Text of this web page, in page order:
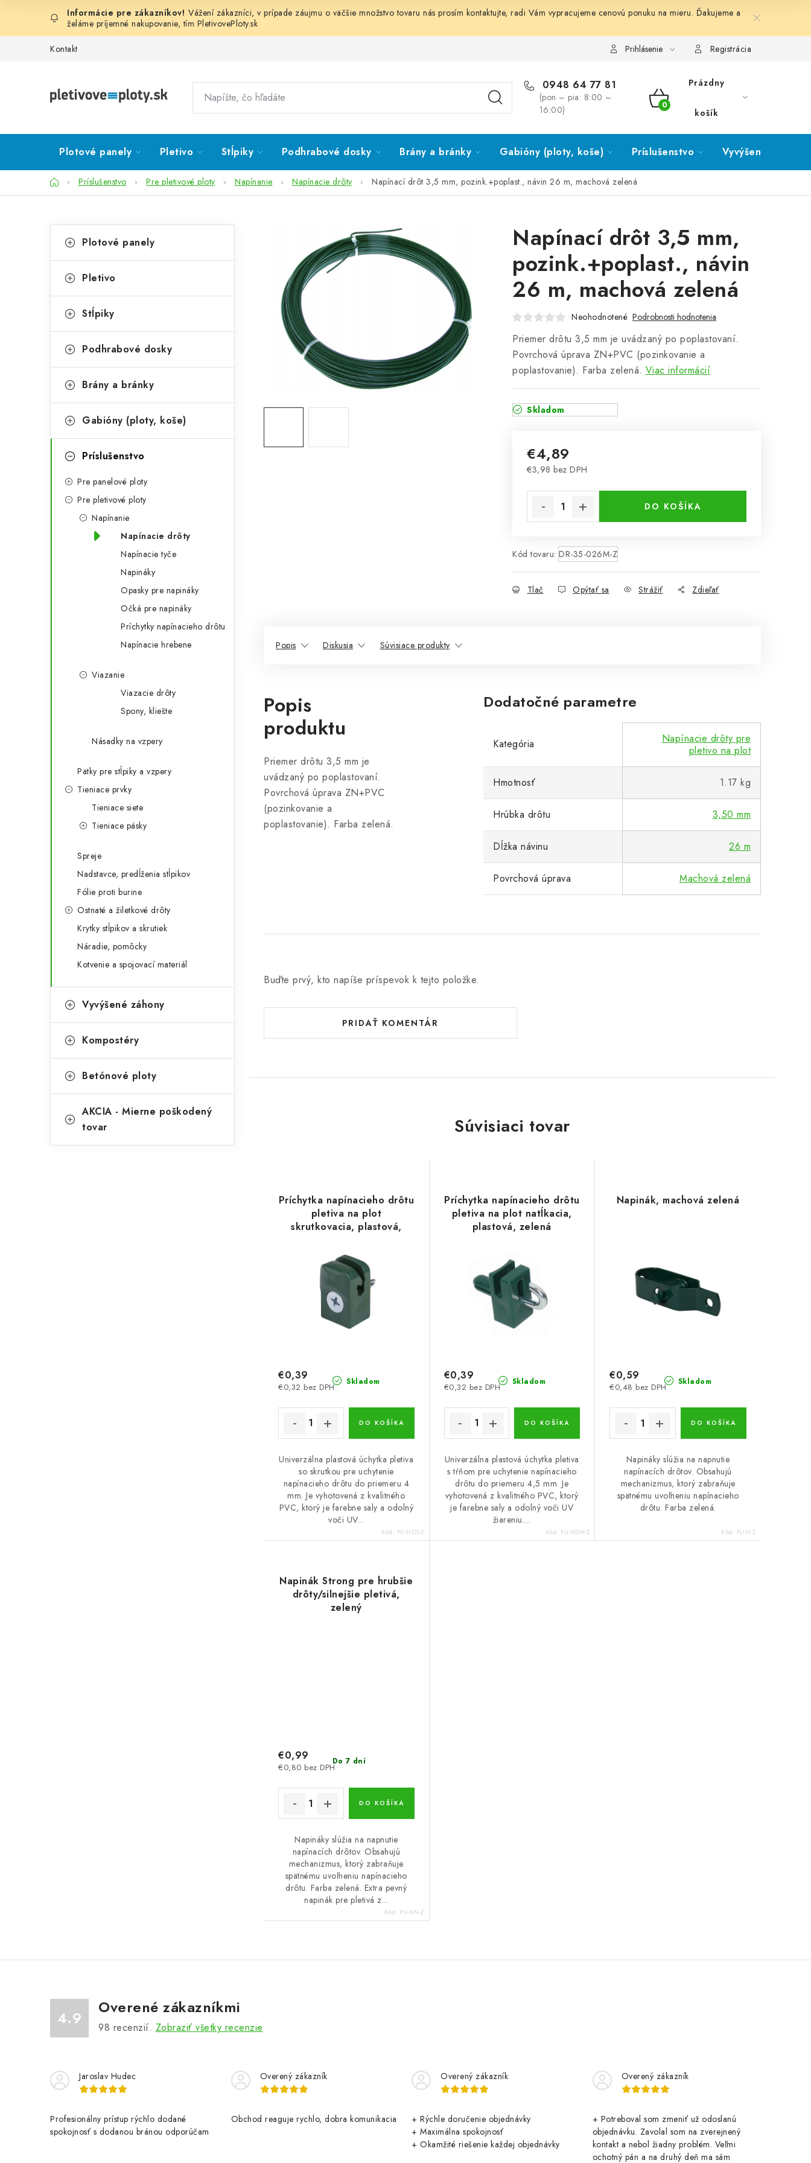
obsah
Vážení zákazníci, v prípade záujmu o väčšie množstvo tovaru nás prosím kontaktujte, radi Vám vypracujeme cenovú ponuku na mieru. Ďakujeme a
želáme príjemné nakupovanie, tím PletivovePloty.sk
Kontakt Prihlásenie Registrácia
0948 64 77 81
(pon – pia: 8:00 –
16:00)
NÁKUPNÝ
Prázdny
košík
Plotové panely Pletivo Stĺpiky Podhrabové dosky Brány a bránky Gabióny (ploty, koše) Príslušenstvo Vyvýšené záhony
DomovPríslušenstvo Pre pletivové ploty Napínanie Napínacie drôty Napínací drôt 3,5 mm, pozink.+poplast., návin 26 m, machová zelená
o
n
ý
a
n
l
kategórie
a
e
ó
i
Plotové panely
Pletivo
Stĺpiky
Podhrabové dosky
Brány a bránky
Gabióny (ploty, koše)
Príslušenstvo
Pre panelové ploty
Pre pletivové ploty
Napínanie
Napínacie drôty
Napínacie tyče
Napináky
Opasky pre napináky
Očká pre napináky
Príchytky napínacieho drôtu
Napínacie hrebene
Viazanie
Viazacie drôty
Spony, kliešte
Násadky na vzpery
Pätky pre stĺpiky a vzpery
Tieniace prvky
Tieniace siete
Tieniace pásky
Spreje
Nadstavce, predĺženia stĺpikov
Fólie proti burine
Ostnaté a žiletkové drôty
Krytky stĺpikov a skrutiek
Náradie, pomôcky
Kotvenie a spojovací materiál
Vyvýšené záhony
Kompostéry
Betónové ploty
AKCIA - Mierne poškodený
tovar
Napínací drôt 3,5 mm,
pozink.+poplast., návin
26 m, machová zelená
Neohodnotené Podrobnosti hodnotenia
Priemer drôtu 3,5 mm je uvádzaný po poplastovaní.
Povrchová úprava ZN+PVC (pozinkovanie a
poplastovanie). Farba zelená. Viac informácií
Skladom
€4,89
€3,98 bez DPH
DO KOŠÍKA
Kód tovaru: DR-35-026M-Z
Tlač Opýtať sa Strážiť Zdieľať
Popis Diskusia Súvisiace produkty
Popis
produktu
Priemer drôtu 3,5 mm je
uvádzaný po poplastovaní.
Povrchová úprava ZN+PVC
(pozinkovanie a
poplastovanie). Farba zelená.
Dodatočné parametre
Kategória
Napínacie drôty pre
pletivo na plot
Hmotnosť 1.17 kg
Hrúbka drôtu 3,50 mm
Dĺžka návinu 26 m
Povrchová úprava Machová zelená
Buďte prvý, kto napíše príspevok k tejto položke.
PRIDAŤ KOMENTÁR
Súvisiaci tovar
Príchytka napínacieho drôtu
pletiva na plot
skrutkovacia, plastová,
Skladom
€0,32 bez DPH
€0,39
DO KOŠÍKA
Univerzálna plastová úchytka pletiva
so skrutkou pre uchytenie
napínacieho drôtu do priemeru 4
mm. Je vyhotovená z kvalitného
PVC, ktorý je farebne saly a odolný
voči UV...
Kód: PU-NDS-Z
Príchytka napínacieho drôtu
pletiva na plot natĺkacia,
plastová, zelená
Skladom
€0,32 bez DPH
€0,39
DO KOŠÍKA
Univerzálna plastová úchytka pletiva
s tŕňom pre uchytenie napínacieho
drôtu do priemeru 4,5 mm. Je
vyhotovená z kvalitného PVC, ktorý
je farebne saly a odolný voči UV
žiareniu....
Kód: PU-NDN-Z
Napinák, machová zelená
Skladom
€0,48 bez DPH
€0,59
DO KOŠÍKA
Napináky slúžia na napnutie
napínacích drôtov. Obsahujú
mechanizmus, ktorý zabraňuje
spätnému uvoľneniu napínacieho
drôtu. Farba zelená.
Kód: PU-N-Z
Napinák Strong pre hrubšie
drôty/silnejšie pletivá,
zelený
Do 7 dní
€0,80 bez DPH
€0,99
DO KOŠÍKA
Napináky slúžia na napnutie
napínacích drôtov. Obsahujú
mechanizmus, ktorý zabraňuje
spätnému uvoľneniu napínacieho
drôtu. Farba zelená. Extra pevný
napinák pre pletivá z...
Kód: PU-NN-Z
4.9
Overené zákazníkmi
98 recenzií. Zobraziť všetky recenzie
Jaroslav Hudec
Profesionálny prístup rýchlo dodané
spokojnosť s dodanou bránou odporúčam
Overený zákazník
Obchod reaguje rychlo, dobra komunikacia
Overený zákazník
+ Rýchle doručenie objednávky
+ Maximálna spokojnosť
+ Okamžité riešenie každej objednávky
Overený zákazník
+ Potreboval som zmeniť už odoslanú
objednávku. Zavolal som na zverejnený
kontakt a nebol žiadny problém. Veľmi
ochotný pán a na druhý deň ma sám